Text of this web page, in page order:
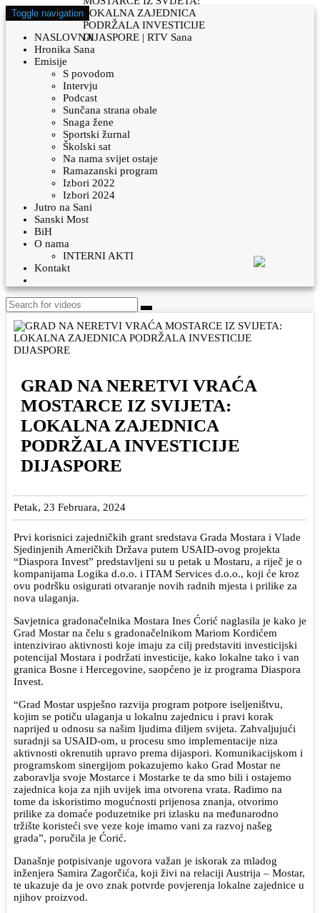
Toggle navigation
NASLOVNA
Hronika Sana
Emisije
S povodom
Intervju
Podcast
Sunčana strana obale
Snaga žene
Sportski žurnal
Školski sat
Na nama svijet ostaje
Ramazanski program
Izbori 2022
Izbori 2024
Jutro na Sani
Sanski Most
BiH
O nama
INTERNI AKTI
Kontakt
GRAD NA NERETVI VRAĆA
MOSTARCE IZ SVIJETA:
LOKALNA ZAJEDNICA
PODRŽALA INVESTICIJE
DIJASPORE
Petak, 23 Februara, 2024
Prvi korisnici zajedničkih grant sredstava Grada Mostara i Vlade
Sjedinjenih Američkih Država putem USAID-ovog projekta
“Diaspora Invest” predstavljeni su u petak u Mostaru, a riječ je o
kompanijama Logika d.o.o. i ITAM Services d.o.o., koji će kroz
ovu podršku osigurati otvaranje novih radnih mjesta i prilike za
nova ulaganja.
Savjetnica gradonačelnika Mostara Ines Ćorić naglasila je kako je
Grad Mostar na čelu s gradonačelnikom Mariom Kordićem
intenzivirao aktivnosti koje imaju za cilj predstaviti investicijski
potencijal Mostara i podržati investicije, kako lokalne tako i van
granica Bosne i Hercegovine, saopćeno je iz programa Diaspora
Invest.
“Grad Mostar uspješno razvija program potpore iseljeništvu,
kojim se potiču ulaganja u lokalnu zajednicu i pravi korak
naprijed u odnosu sa našim ljudima diljem svijeta. Zahvaljujući
suradnji sa USAID-om, u procesu smo implementacije niza
aktivnosti okrenutih upravo prema dijaspori. Komunikacijskom i
programskom sinergijom pokazujemo kako Grad Mostar ne
zaboravlja svoje Mostarce i Mostarke te da smo bili i ostajemo
zajednica koja za njih uvijek ima otvorena vrata. Radimo na
tome da iskoristimo mogućnosti prijenosa znanja, otvorimo
prilike za domaće poduzetnike pri izlasku na međunarodno
tržište koristeći sve veze koje imamo vani za razvoj našeg
grada”, poručila je Ćorić.
Današnje potpisivanje ugovora važan je iskorak za mladog
inženjera Samira Zagorčića, koji živi na relaciji Austrija – Mostar,
te ukazuje da je ovo znak potvrde povjerenja lokalne zajednice u
njihov proizvod.